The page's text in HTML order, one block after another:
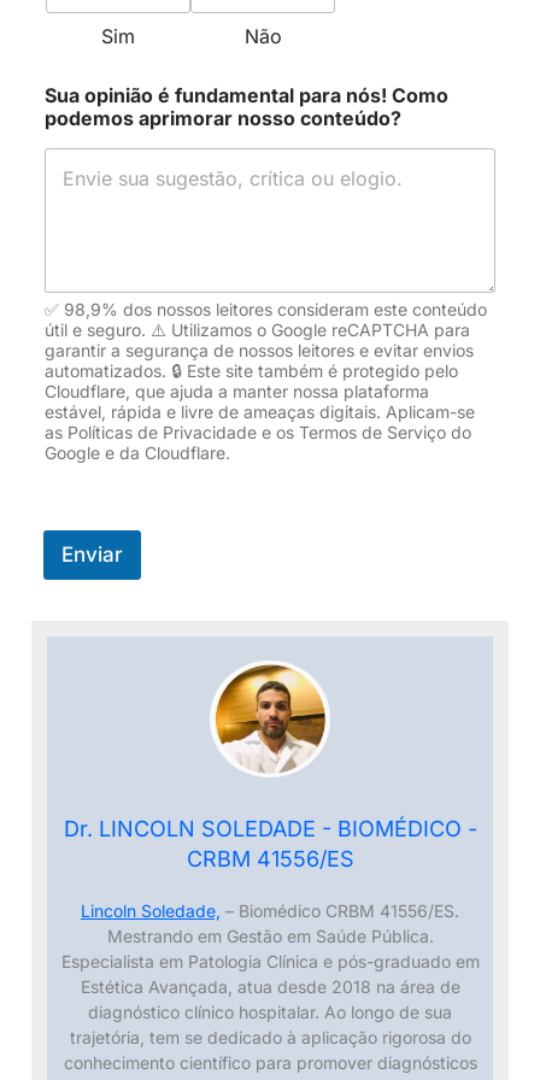
plaquetas, fundamentais para a
https://my.clevelandclinic.org/health/diagn
Acesso em: 03 maio 2025.
MEDLINEPLUS. Complete Blood Count
(CBC): MedlinePlus Medical Test.
MedlinePlus, 2024. Disponível em:
em: 03 maio 2025.
SÁ, Ana Carolina Micheletti Gomide
Nogueira de; BACAL, Nydia Strachman;
GOMES, Crizian Saar; SILVA, Tércia
Moreira Ribeiro da; GONÇALVES, Renata
Patrícia Fonseca; MALTA, Deborah
brasileira: Pesquisa Nacional de Saúde.
Revista Brasileira de Epidemiologia, v.
em:
https://www.scielosp.org/article/rbepid/20
23.v26suppl1/e230004/pt/. Acesso em:
ARAÚJO, Daniella Castro et al.
como uma ferramenta de estratificação
de risco para câncer de mama usando
Health Informatics, v. 16, 2024.
Disponível em:
https://jhi.sbis.org.br/index.php/jhi-
sbis/article/view/1355. Acesso em:
03/04/2025.
Sim Não
Sua opinião é fundamental para nós! Como
podemos aprimorar nosso conteúdo?
✅ 98,9% dos nossos leitores consideram este conteúdo
útil e seguro. ⚠️ Utilizamos o Google reCAPTCHA para
garantir a segurança de nossos leitores e evitar envios
automatizados. 🔒 Este site também é protegido pelo
Cloudflare, que ajuda a manter nossa plataforma
estável, rápida e livre de ameaças digitais. Aplicam-se
as Políticas de Privacidade e os Termos de Serviço do
Google e da Cloudflare.
Enviar
Dr. LINCOLN SOLEDADE - BIOMÉDICO -
CRBM 41556/ES
Lincoln Soledade, – Biomédico CRBM 41556/ES.
Mestrando em Gestão em Saúde Pública.
Especialista em Patologia Clínica e pós-graduado em
Estética Avançada, atua desde 2018 na área de
diagnóstico clínico hospitalar. Ao longo de sua
trajetória, tem se dedicado à aplicação rigorosa do
conhecimento científico para promover diagnósticos